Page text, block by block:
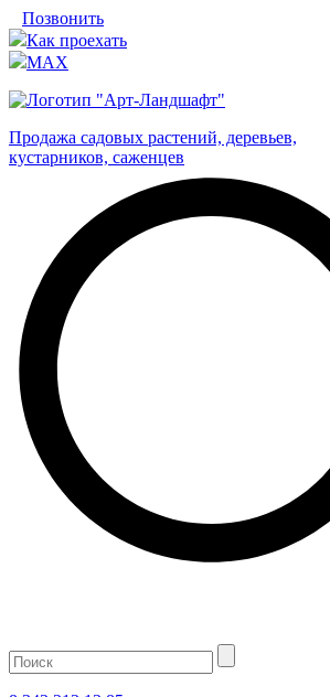
Позвонить
Как проехать
MAX
Продажа садовых растений, деревьев,
кустарников, саженцев